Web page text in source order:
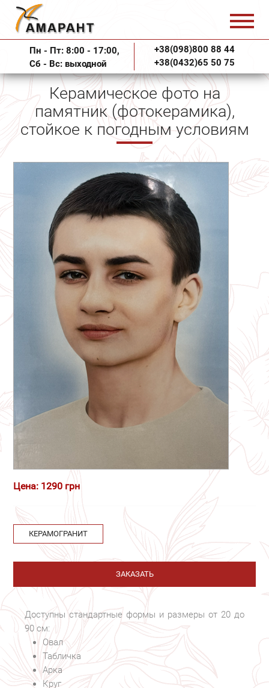
Пн - Пт: 8:00 - 17:00,
Сб - Вс: выходной
+38(098)800 88 44
+38(0432)65 50 75
Керамическое фото на
памятник (фотокерамика),
стойкое к погодным условиям
Цена: 1290 грн
КЕРАМОГРАНИТ
ЗАКАЗАТЬ
Доступны стандартные формы и размеры от 20 до
90 см:
Овал
Табличка
Арка
Круг